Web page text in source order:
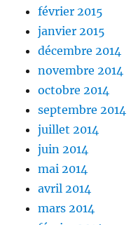
février 2015
janvier 2015
décembre 2014
novembre 2014
octobre 2014
septembre 2014
juillet 2014
juin 2014
mai 2014
avril 2014
mars 2014